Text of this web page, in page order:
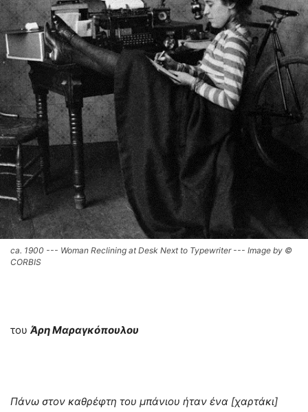
ca. 1900 --- Woman Reclining at Desk Next to Typewriter --- Image by ©
CORBIS
του Άρη Μαραγκόπουλου
Πάνω στον καθρέφτη του μπάνιου ήταν ένα [χαρτάκι]